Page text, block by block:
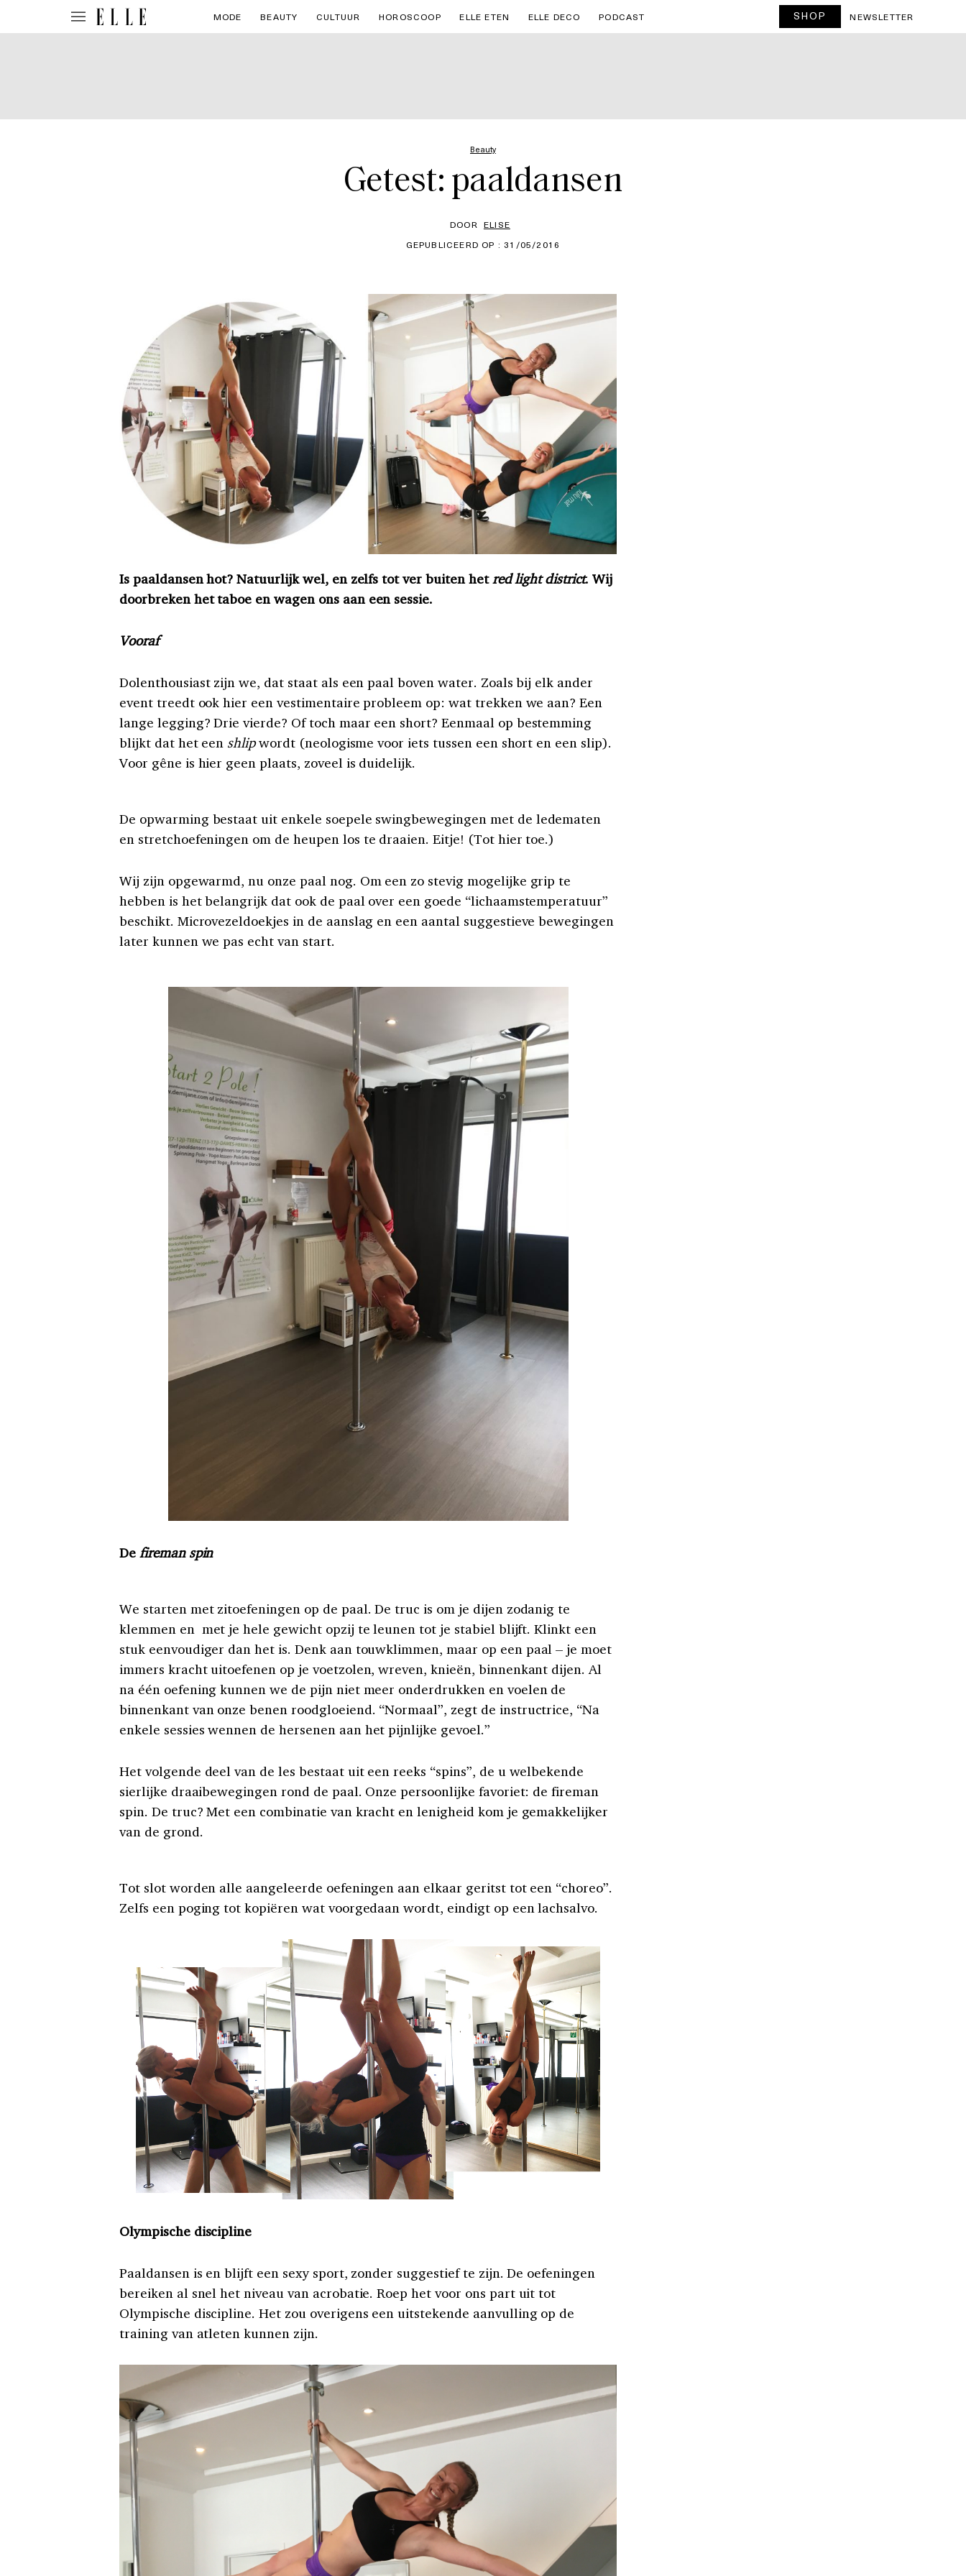
MODE BEAUTY CULTUUR HOROSCOOP ELLE ETEN ELLE DECO PODCAST SHOP NEWSLETTER
Beauty
Getest: paaldansen
DOOR ELISE
GEPUBLICEERD OP : 31/05/2016
Is paaldansen hot? Natuurlijk wel, en zelfs tot ver buiten hetred light district. Wij
doorbreken het taboe en wagen ons aan een sessie.
Vooraf
Dolenthousiast zijn we, dat staat als een paal boven water. Zoals bij elk ander
event treedt ook hier een vestimentaire probleem op: wat trekken we aan? Een
lange legging? Drie vierde? Of toch maar een short? Eenmaal op bestemming
blijkt dat het een shlipwordt (neologisme voor iets tussen een short en een slip).
Voor gêne is hier geen plaats, zoveel is duidelijk.
De opwarming bestaat uit enkele soepele swingbewegingen met de ledematen
en stretchoefeningen om de heupen los te draaien. Eitje! (Tot hier toe.)
Wij zijn opgewarmd, nu onze paal nog. Om een zo stevig mogelijke grip te
hebben is het belangrijk dat ook de paal over een goede “lichaamstemperatuur”
beschikt. Microvezeldoekjes in de aanslag en een aantal suggestieve bewegingen
later kunnen we pas echt van start.
Defireman spin
We starten met zitoefeningen op de paal. De truc is om je dijen zodanig te
klemmen en met je hele gewicht opzij te leunen tot je stabiel blijft. Klinkt een
stuk eenvoudiger dan het is. Denk aan touwklimmen, maar op een paal – je moet
immers kracht uitoefenen op je voetzolen, wreven, knieën, binnenkant dijen. Al
na één oefening kunnen we de pijn niet meer onderdrukken en voelen de
binnenkant van onze benen roodgloeiend. “Normaal”, zegt de instructrice, “Na
enkele sessies wennen de hersenen aan het pijnlijke gevoel.”
Het volgende deel van de les bestaat uit een reeks “spins”, de u welbekende
sierlijke draaibewegingen rond de paal. Onze persoonlijke favoriet: de fireman
spin. De truc? Met een combinatie van kracht en lenigheid kom je gemakkelijker
van de grond.
Tot slot worden alle aangeleerde oefeningen aan elkaar geritst tot een “choreo”.
Zelfs een poging tot kopiëren wat voorgedaan wordt, eindigt op een lachsalvo.
Olympische discipline
Paaldansen is en blijft een sexy sport, zonder suggestief te zijn. De oefeningen
bereiken al snel het niveau van acrobatie. Roep hetvoor ons part uit tot
Olympische discipline. Het zou overigens een uitstekende aanvulling op de
training van atleten kunnen zijn.